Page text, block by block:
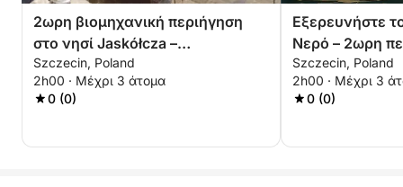
2ωρη βιομηχανική περιήγηση
στο νησί Jaskółcza –
Ανακαλύψτε την ξεχασμένη
πλευρά του Szczecin
Szczecin, Poland
2h00 · Μέχρι 3 άτομα
0 (0)
Εξερευνήστε
Νερό – 2ωρη
Κάστρο και το
Szczecin, Poland
2h00 · Μέχρι 3
0 (0)